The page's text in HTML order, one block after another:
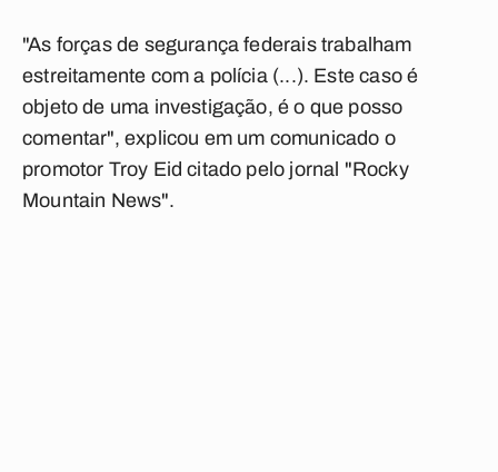
"As forças de segurança federais trabalham
estreitamente com a polícia (...). Este caso é
objeto de uma investigação, é o que posso
comentar", explicou em um comunicado o
promotor Troy Eid citado pelo jornal "Rocky
Mountain News".